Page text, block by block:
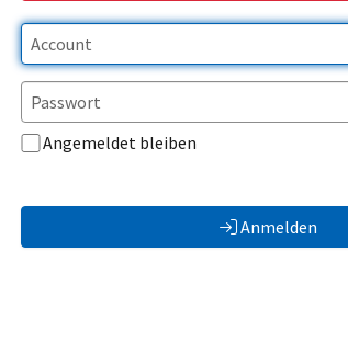
Angemeldet bleiben
Anmelden